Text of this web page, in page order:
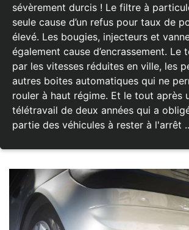
sévèrement durcis ! Le filtre à
seule cause d’un refus pour taux de
élevé. Les bougies, injecteurs et
également cause d’encrassement. Le
par les vitesses réduites en ville, les
autres boites automatiques qui ne
rouler à haut régime. Et le tout après
télétravail de deux années qui a
partie des véhicules à rester à l'arrêt